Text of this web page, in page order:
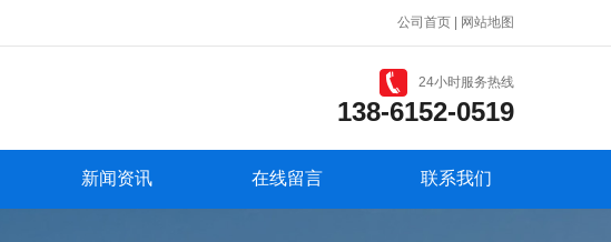
公司首页 网站地图
24小时服务热线
138-6152-0519
新闻资讯 在线留言 联系我们